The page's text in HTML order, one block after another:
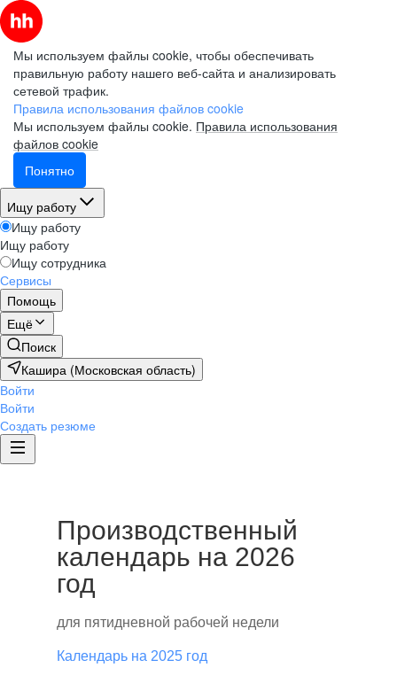
Мы используем файлы cookie, чтобы обеспечивать
правильную работу нашего веб-сайта и анализировать
сетевой трафик.
Правила использования файлов cookie
Мы используем файлы cookie. Правила использования
файлов cookie
Понятно
Ищу работу
Ищу работу
Ищу работу
Ищу сотрудника
Сервисы
Помощь
Ещё
Поиск
Кашира (Московская область)
Войти
Войти
Создать резюме
Производственный
календарь на 2026
год
для пятидневной рабочей недели
Календарь на 2025 год